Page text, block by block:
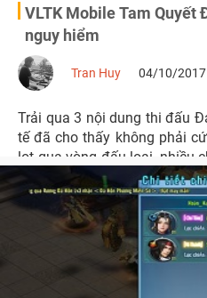
VLTK Mobile Tam Quyết
nguy hiểm
Tran Huy 04/10/2017
Trải qua 3 nội dung thi đấu
tế đã cho thấy không phải
lọt qua vòng đấu loại, nhiều
thể lọt vào vòng trong dựa